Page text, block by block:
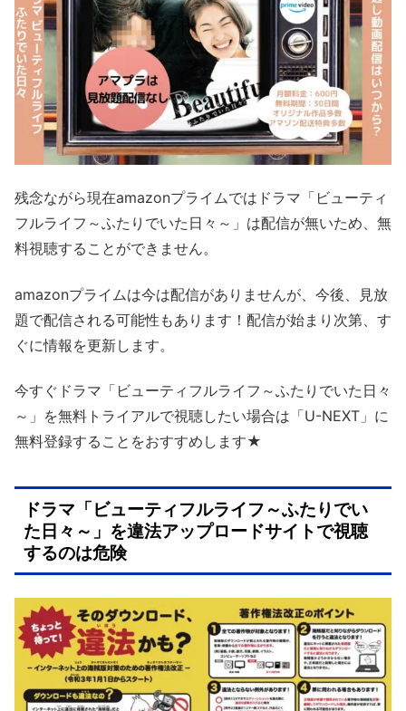
残念ながら現在amazonプライムではドラマ「ビューティ
フルライフ～ふたりでいた日々～」は配信が無いため、無
料視聴することができません。
amazonプライムは今は配信がありませんが、今後、見放
題で配信される可能性もあります！配信が始まり次第、す
ぐに情報を更新します。
今すぐドラマ「ビューティフルライフ～ふたりでいた日々
～」を無料トライアルで視聴したい場合は「U-NEXT」に
無料登録することをおすすめします★
ドラマ「ビューティフルライフ～ふたりでい
た日々～」を違法アップロードサイトで視聴
するのは危険